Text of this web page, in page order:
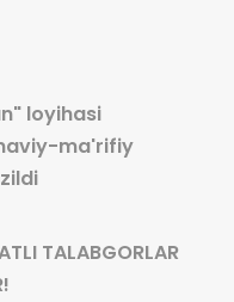
loyihasi
ma'rifiy
TALABGORLAR